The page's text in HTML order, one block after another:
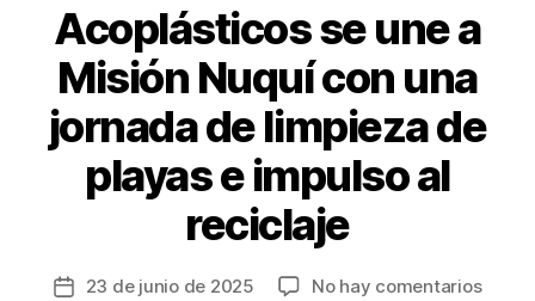
Acoplásticos se une a
Misión Nuquí con una
jornada de limpieza de
playas e impulso al
reciclaje
Fecha23 de junio de 2025 No hay comentariosen